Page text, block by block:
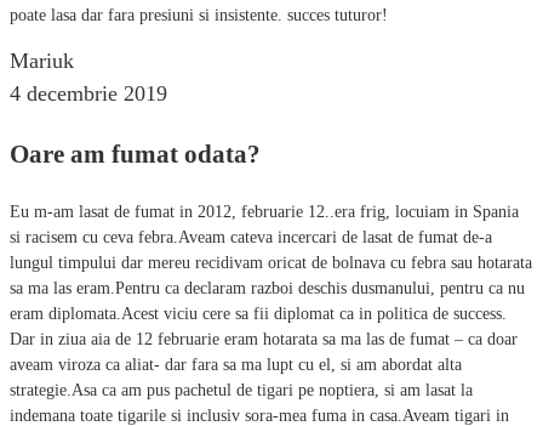
poate lasa dar fara presiuni si insistente. succes tuturor!
Mariuk
4 decembrie 2019
Oare am fumat odata?
Eu m-am lasat de fumat in 2012, februarie 12..era frig, locuiam in Spania
si racisem cu ceva febra.Aveam cateva incercari de lasat de fumat de-a
lungul timpului dar mereu recidivam oricat de bolnava cu febra sau hotarata
sa ma las eram.Pentru ca declaram razboi deschis dusmanului, pentru ca nu
eram diplomata.Acest viciu cere sa fii diplomat ca in politica de success.
Dar in ziua aia de 12 februarie eram hotarata sa ma las de fumat – ca doar
aveam viroza ca aliat- dar fara sa ma lupt cu el, si am abordat alta
strategie.Asa ca am pus pachetul de tigari pe noptiera, si am lasat la
indemana toate tigarile si inclusiv sora-mea fuma in casa.Aveam tigari in